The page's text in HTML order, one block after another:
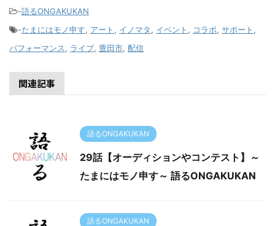
-語るONGAKUKAN
-たまにはモノ申す, アート , イノマタ, イベント , コラボ, サポート ,
パフォーマンス, ライブ, 豊田市, 配信
関連記事
語るONGAKUKAN
29話【オーディションやコンテスト】～
たまにはモノ申す～ 語るONGAKUKAN
語るONGAKUKAN